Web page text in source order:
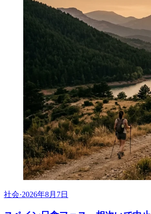
社会·2026年8月7日